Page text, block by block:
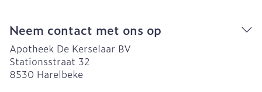
Neem contact met ons op
Apotheek De Kerselaar BV
Stationsstraat 32
8530 Harelbeke